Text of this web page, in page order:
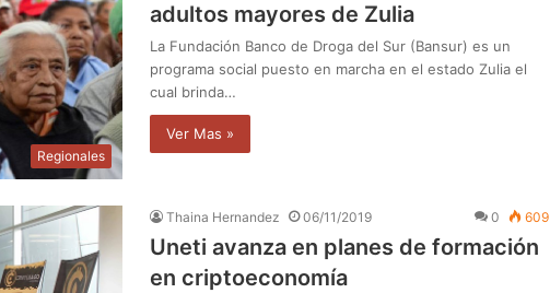
Regionales
adultos mayores de Zulia
La Fundación Banco de Droga del Sur (Bansur) es un
programa social puesto en marcha en el estado Zulia el
cual brinda…
Ver Mas »
Thaina Hernandez 06/11/2019 0 609
Uneti avanza en planes de formación
en criptoeconomía